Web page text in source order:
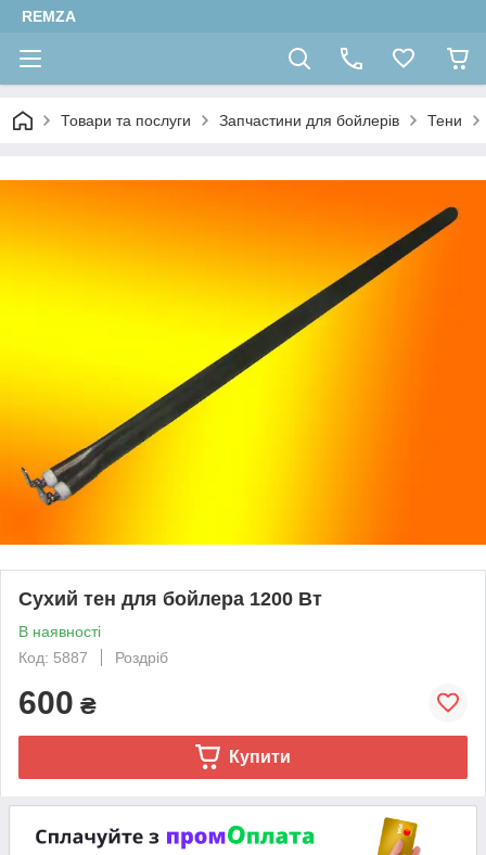
REMZA
Товари та послуги Запчастини для бойлерів Тени
Сухий тен для бойлера 1200 Вт
В наявності
Код: 5887
Роздріб
600 ₴
Купити